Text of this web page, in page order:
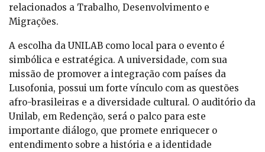
relacionados a Trabalho, Desenvolvimento e
Migrações.
A escolha da UNILAB como local para o evento é
simbólica e estratégica. A universidade, com sua
missão de promover a integração com países da
Lusofonia, possui um forte vínculo com as questões
afro-brasileiras e a diversidade cultural. O auditório da
Unilab, em Redenção, será o palco para este
importante diálogo, que promete enriquecer o
entendimento sobre a história e a identidade